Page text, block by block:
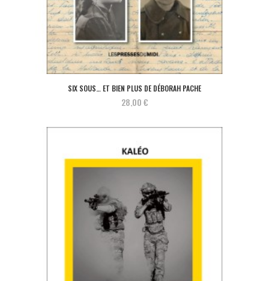
SIX SOUS… ET BIEN PLUS DE DÉBORAH PACHE
28,00 €